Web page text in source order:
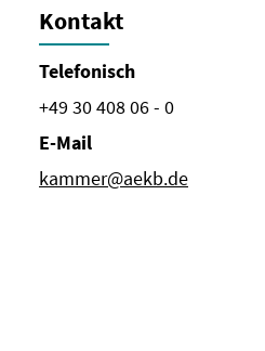
Kontakt
Telefonisch
+49 30 408 06 - 0
E-Mail
kammer@aekb.de